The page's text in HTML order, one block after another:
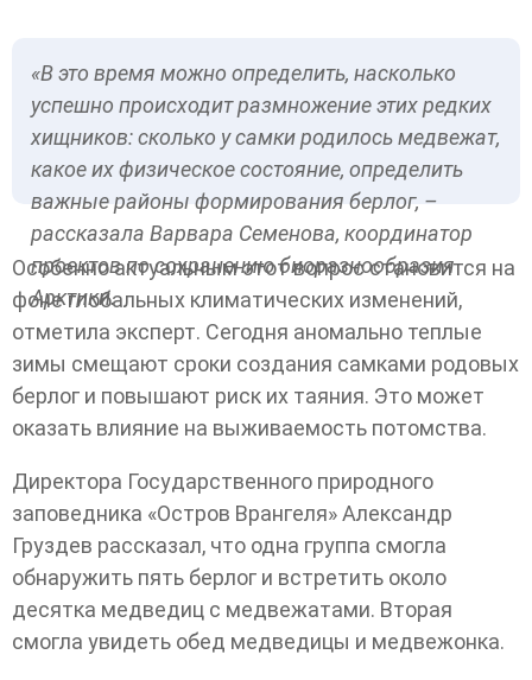
«В это время можно определить, насколько
успешно происходит размножение этих редких
хищников: сколько у самки родилось медвежат,
какое их физическое состояние, определить
важные районы формирования берлог, –
рассказала Варвара Семенова, координатор
проектов по сохранению биоразнообразия
Арктики.
Особенно актуальным этот вопрос становится на
фоне глобальных климатических изменений,
отметила эксперт. Сегодня аномально теплые
зимы смещают сроки создания самками родовых
берлог и повышают риск их таяния. Это может
оказать влияние на выживаемость потомства.
Директора Государственного природного
заповедника «Остров Врангеля» Александр
Груздев рассказал, что одна группа смогла
обнаружить пять берлог и встретить около
десятка медведиц с медвежатами. Вторая
смогла увидеть обед медведицы и медвежонка.